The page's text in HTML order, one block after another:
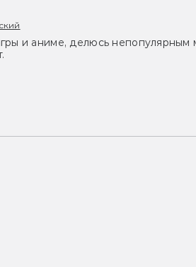
и аниме, делюсь